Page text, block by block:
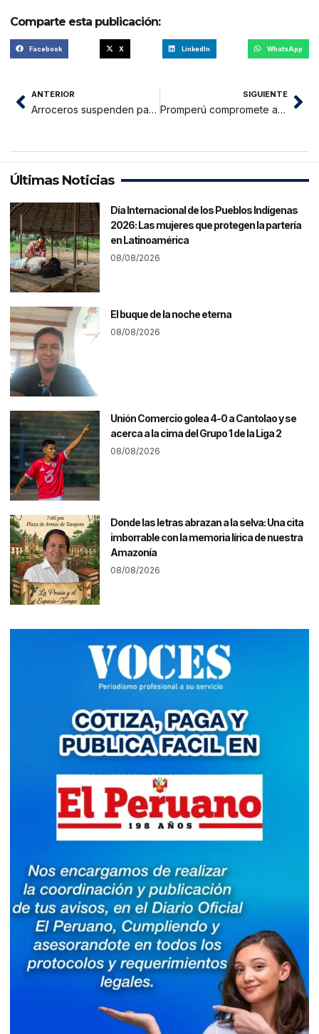
Comparte esta publicación:
Facebook X LinkedIn WhatsApp
ANTERIOR
Arroceros suspenden paro y dan dos meses de plazo al Ejecutivo
SIGUIENTE
Promperú compromete apoyo a Feria Gastronómica en Moyobamba
Últimas Noticias
Día Internacional de los Pueblos Indígenas
2026: Las mujeres que protegen la partería
en Latinoamérica
08/08/2026
El buque de la noche eterna
08/08/2026
Unión Comercio golea 4-0 a Cantolao y se
acerca a la cima del Grupo 1 de la Liga 2
08/08/2026
Donde las letras abrazan a la selva: Una cita
imborrable con la memoria lírica de nuestra
Amazonía
08/08/2026